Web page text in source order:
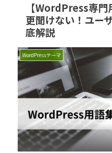
【WordPress専
更聞けない！ユー
底解説
WordPressテーマ